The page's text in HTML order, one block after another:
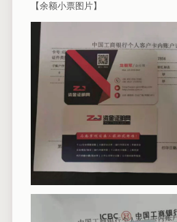
【余额小票图片】